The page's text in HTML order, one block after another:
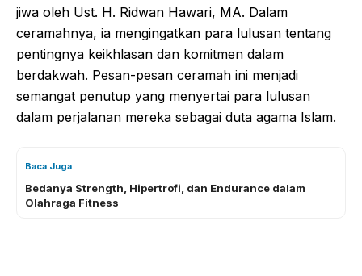
jiwa oleh Ust. H. Ridwan Hawari, MA. Dalam
ceramahnya, ia mengingatkan para lulusan tentang
pentingnya keikhlasan dan komitmen dalam
berdakwah. Pesan-pesan ceramah ini menjadi
semangat penutup yang menyertai para lulusan
dalam perjalanan mereka sebagai duta agama Islam.
Baca Juga
Bedanya Strength, Hipertrofi, dan Endurance dalam
Olahraga Fitness